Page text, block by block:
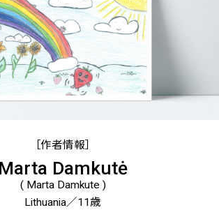
［作者情報］
Marta Damkutė
( Marta Damkute )
Lithuania／11歳